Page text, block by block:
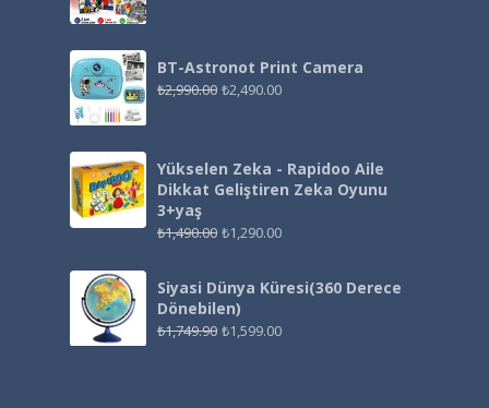
BT-Astronot Print Camera
₺2,990.00 ₺2,490.00
Yükselen Zeka - Rapidoo Aile
Dikkat Geliştiren Zeka Oyunu
3+yaş
₺1,490.00 ₺1,290.00
Siyasi Dünya Küresi(360 Derece
Dönebilen)
₺1,749.90 ₺1,599.00